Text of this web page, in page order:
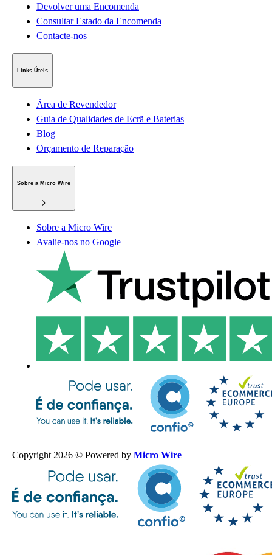
Devolver uma Encomenda
Consultar Estado da Encomenda
Contacte-nos
Links Úteis
Área de Revendedor
Guia de Qualidades de Ecrã e Baterias
Blog
Orçamento de Reparação
Sobre a Micro Wire
Sobre a Micro Wire
Avalie-nos no Google
Copyright 2026 © Powered by Micro Wire